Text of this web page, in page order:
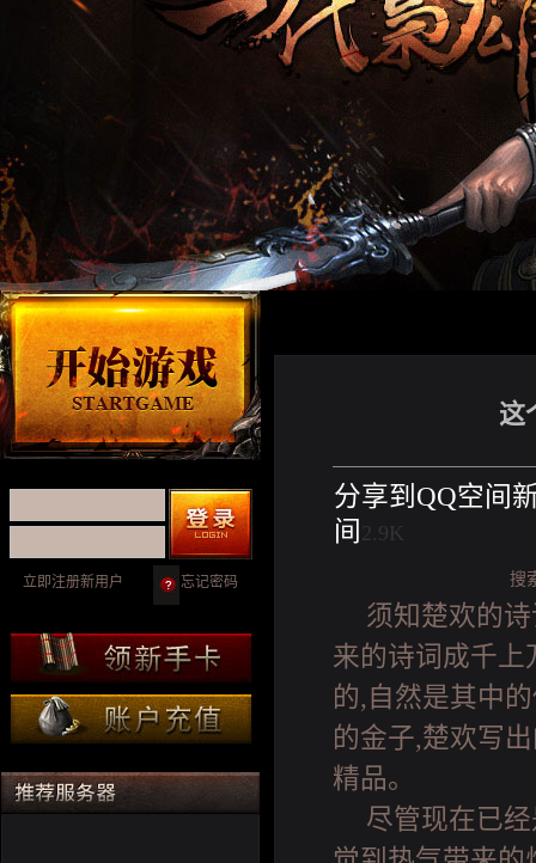
忘记密码
立即注册新用户
这
分享到 QQ空间
间 2.9K
搜
须知楚欢的
来的诗词成千上
的,自然是其中
的金子,楚欢写
精品。
尽管现在已